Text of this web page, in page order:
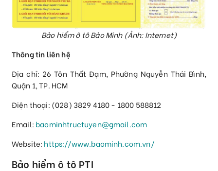
Bảo hiểm ô tô Bảo Minh (Ảnh: Internet)
Thông tin liên hệ
Địa chỉ: 26 Tôn Thất Đạm, Phường Nguyễn Thái Bình,
Quận 1, TP. HCM
Điện thoại: (028) 3829 4180 - 1800 588812
Email: baominhtructuyen@gmail.com
Website: https://www.baominh.com.vn/
Bảo hiểm ô tô PTI